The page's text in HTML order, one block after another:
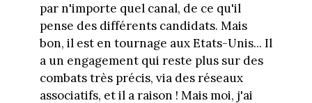
par n'importe quel canal, de ce qu'il
pense des différents candidats. Mais
bon, il est en tournage aux Etats-Unis... Il
a un engagement qui reste plus sur des
combats très précis, via des réseaux
associatifs, et il a raison ! Mais moi, j'ai